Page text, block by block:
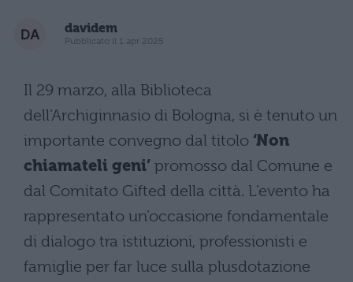
davidem
Pubblicato il 1 apr 2025
Il 29 marzo, alla Biblioteca
dell’Archiginnasio di Bologna, si è tenuto un
importante convegno dal titolo ‘Non
chiamateli geni’ promosso dal Comune e
dal Comitato Gifted della città. L’evento ha
rappresentato un’occasione fondamentale
di dialogo tra istituzioni, professionisti e
famiglie per far luce sulla plusdotazione